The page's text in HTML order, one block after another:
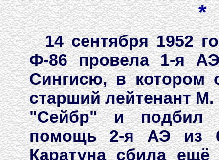
14 сентября 1952
Ф-86 провела 1-я
Сингисю, в котором
старший лейтенант
"Сейбр" и подбил
помощь 2-я АЭ из
Каратуна сбила